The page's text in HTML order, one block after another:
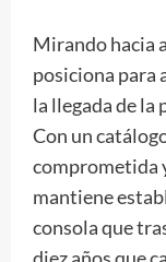
Mirando hacia
posiciona para
la llegada de la
Con un
comprometida
mantiene
consola que
diez años que